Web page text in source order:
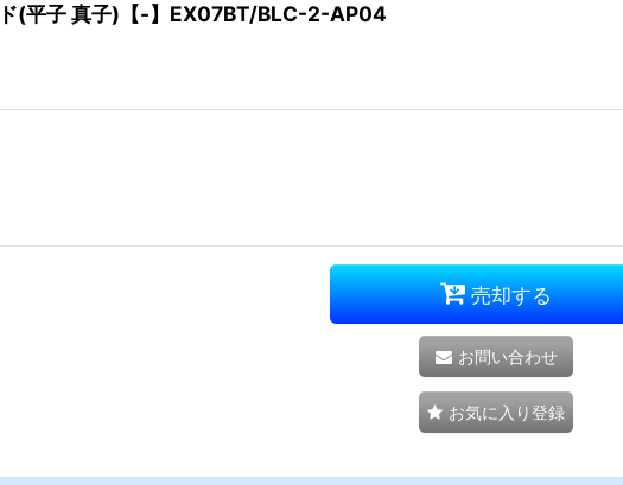
ド(平子 真子)【-】EX07BT/BLC-2-AP04
売却する
お問い合わせ
お気に入り登録